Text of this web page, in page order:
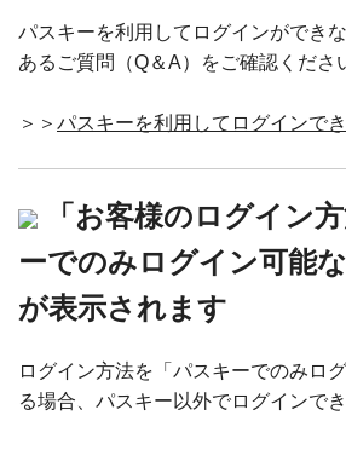
パスキーを利用してログインができ
あるご質問（Q＆A）をご確認くださ
＞＞ パスキーを利用してログインでき
「お客様のログイン
ーでのみログイン可能な
が表示されます
ログイン方法を「パスキーでのみロ
る場合、パスキー以外でログインでき